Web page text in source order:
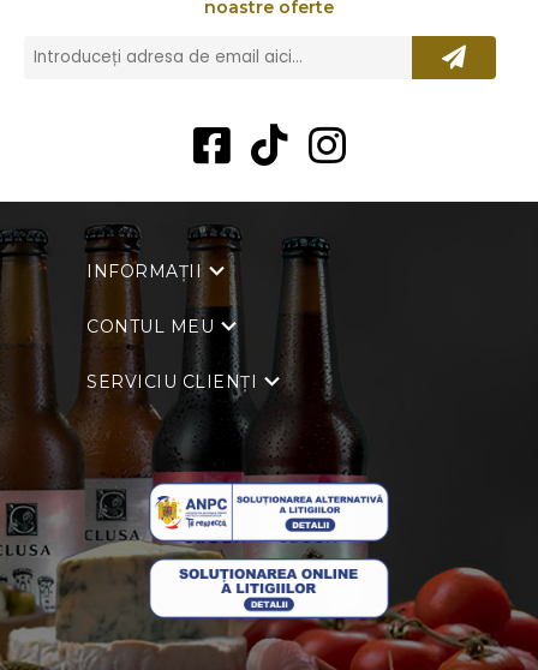
noastre oferte
INFORMAȚII
CONTUL MEU
SERVICIU CLIENȚI